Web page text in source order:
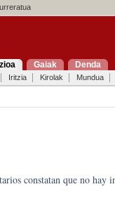
Gaiak Denda
Iritzia Kirolak Mundua
constatan que no hay